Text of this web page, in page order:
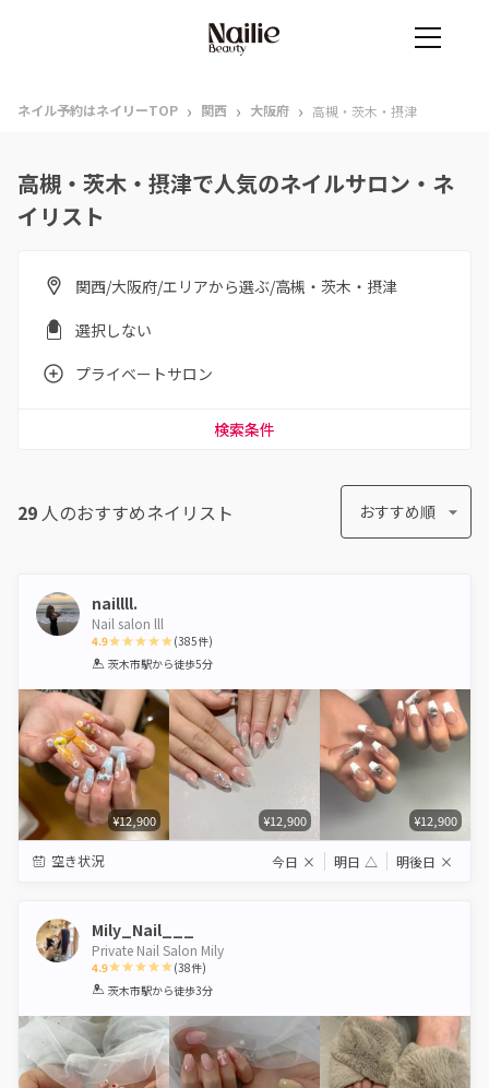
ネイル予約はネイリーTOP › 関西 › 大阪府 › 高槻・茨木・摂津
高槻・茨木・摂津で人気のネイルサロン・ネ
イリスト
関西/大阪府/エリアから選ぶ/高槻・茨木・摂津
選択しない
プライベートサロン
検索条件
29 人のおすすめネイリスト おすすめ順
naillll.
Nail salon lll
4.9
1 2 3 4 5
(385件)
茨木市駅から徒歩5分
¥12,900 ¥12,900 ¥12,900
空き状況 今日 × 明日 △ 明後日 ×
Mily_Nail___
Private Nail Salon Mily
4.9
1 2 3 4 5
(38件)
茨木市駅から徒歩3分